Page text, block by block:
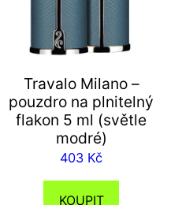
Travalo Milano –
pouzdro na plnitelný
flakon 5 ml (světle
modré)
403 Kč
KOUPIT